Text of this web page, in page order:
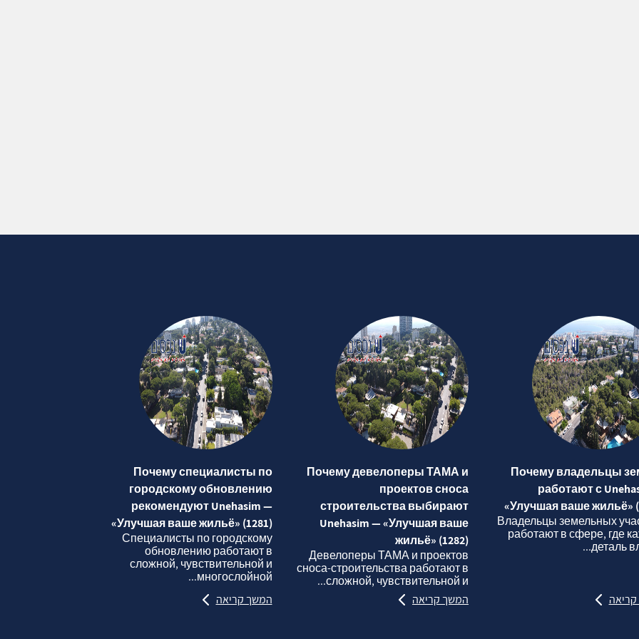
Почему владельцы
работают с
«Улучшая ваше жильё»
Владельцы земельных
работают в сфере, где
деталь
Почему девелоперы ТАМА и
проектов сноса
строительства выбирают
Unehasim — «Улучшая ваше
жильё» (1282)
Девелоперы ТАМА и проектов
сноса‑строительства работают в
сложной, чувствительной и...
המשך קריאה
Почему специалисты по
городскому обновлению
рекомендуют Unehasim —
«Улучшая ваше жильё» (1281)
Специалисты по городскому
обновлению работают в
сложной, чувствительной и
многослойной...
המשך קריאה